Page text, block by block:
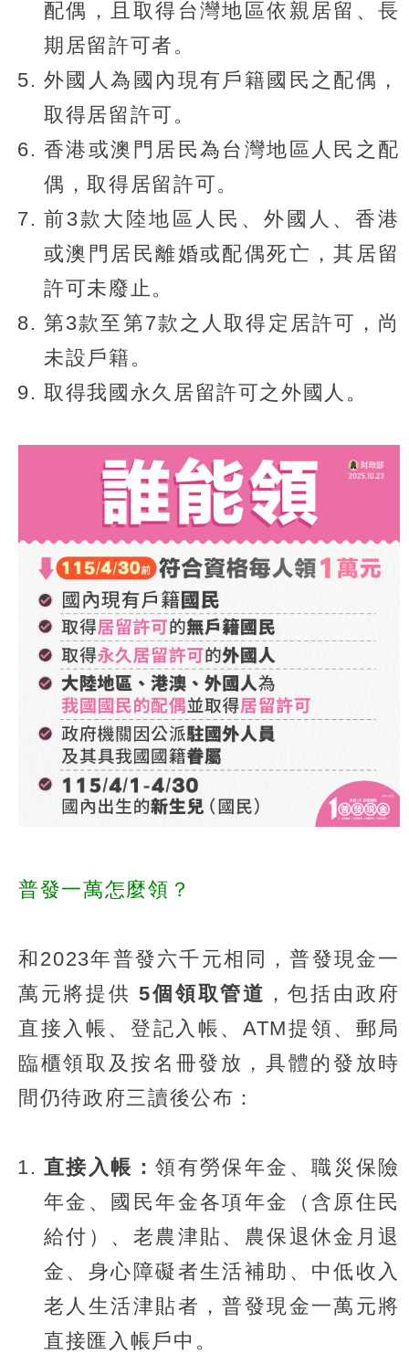
配偶，且取得台灣地區依親居留、長
期居留許可者。
外國人為國內現有戶籍國民之配偶，
取得居留許可。
香港或澳門居民為台灣地區人民之配
偶，取得居留許可。
前3款大陸地區人民、外國人、香港
或澳門居民離婚或配偶死亡，其居留
許可未廢止。
第3款至第7款之人取得定居許可，尚
未設戶籍。
取得我國永久居留許可之外國人。
普發一萬怎麼領？
和2023年普發六千元相同，普發現金一
萬元將提供5個領取管道 ，包括由政府
直接入帳、登記入帳、ATM提領、郵局
臨櫃領取及按名冊發放，具體的發放時
間仍待政府三讀後公布：
直接入帳：領有勞保年金、職災保險
年金、國民年金各項年金（含原住民
給付）、老農津貼、農保退休金月退
金、身心障礙者生活補助、中低收入
老人生活津貼者，普發現金一萬元將
直接匯入帳戶中。